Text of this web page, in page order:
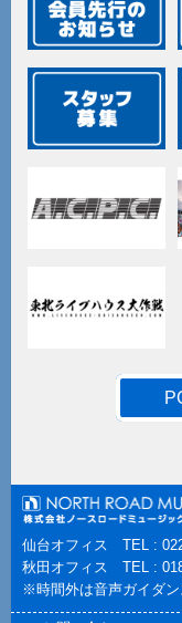
仙台オフィス TEL :
秋田オフィス TEL :
※時間外は音声ガイダン